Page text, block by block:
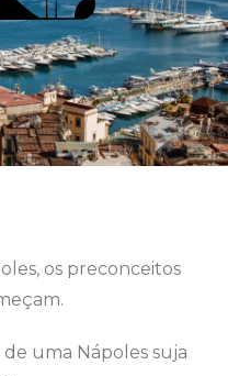
os preconceitos
uma Nápoles suja